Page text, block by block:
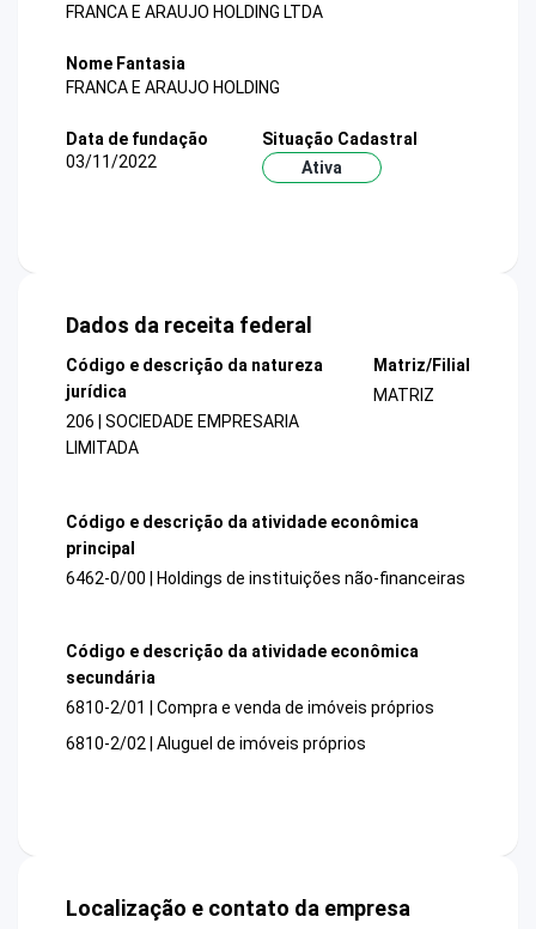
FRANCA E ARAUJO HOLDING LTDA
Nome Fantasia
FRANCA E ARAUJO HOLDING
Data de fundação
03/11/2022
Situação Cadastral
Ativa
Dados da receita federal
Código e descrição da natureza
jurídica
206 | SOCIEDADE EMPRESARIA
LIMITADA
Matriz/Filial
MATRIZ
Código e descrição da atividade econômica
principal
6462-0/00 | Holdings de instituições não-financeiras
Código e descrição da atividade econômica
secundária
6810-2/01 | Compra e venda de imóveis próprios
6810-2/02 | Aluguel de imóveis próprios
Localização e contato da empresa